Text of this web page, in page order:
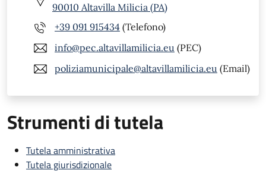
90010 Altavilla Milicia (PA)
+39 091 915434 (Telefono)
info@pec.altavillamilicia.eu (PEC)
poliziamunicipale@altavillamilicia.eu (Email)
Strumenti di tutela
Tutela amministrativa
Tutela giurisdizionale